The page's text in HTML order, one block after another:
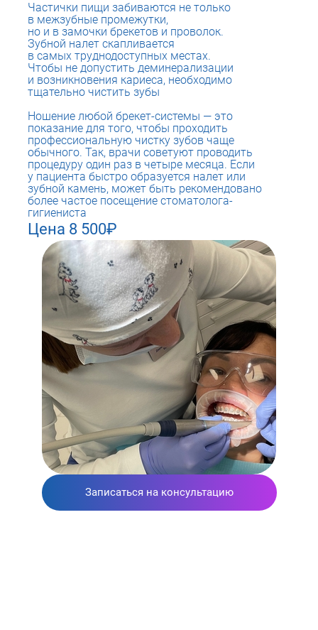
Частички пищи забиваются не только
в межзубные промежутки,
но и в замочки брекетов и проволок.
Зубной налет скапливается
в самых труднодоступных местах.
Чтобы не допустить деминерализации
и возникновения кариеса, необходимо
тщательно чистить зубы
Ношение любой брекет-системы — это
показание для того, чтобы проходить
профессиональную чистку зубов чаще
обычного. Так, врачи советуют проводить
процедуру один раз в четыре месяца. Если
у пациента быстро образуется налет или
зубной камень, может быть рекомендовано
более частое посещение стоматолога-
гигиениста
Цена 8 500₽
Записаться на консультацию